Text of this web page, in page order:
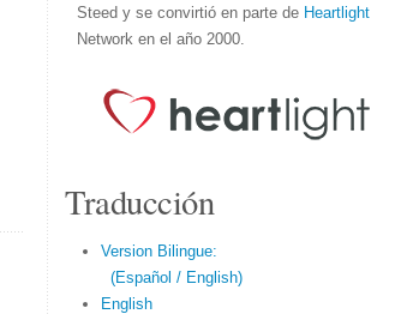
Steed y se convirtió en parte de Heartlight
Network en el año 2000.
Traducción
Version Bilingue:
(Español / English)
English